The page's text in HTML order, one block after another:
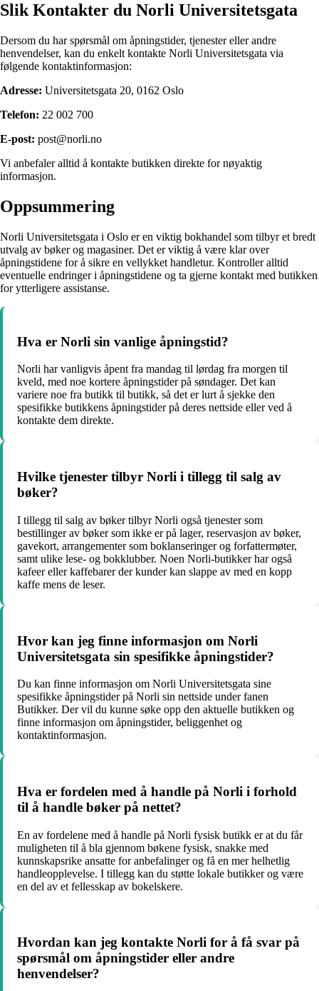
Slik Kontakter du Norli Universitetsgata
Dersom du har spørsmål om åpningstider, tjenester eller andre
henvendelser, kan du enkelt kontakte Norli Universitetsgata via
følgende kontaktinformasjon:
Adresse: Universitetsgata 20, 0162 Oslo
Telefon: 22 002 700
E-post: post@norli.no
Vi anbefaler alltid å kontakte butikken direkte for nøyaktig
informasjon.
Oppsummering
Norli Universitetsgata i Oslo er en viktig bokhandel som tilbyr et bredt
utvalg av bøker og magasiner. Det er viktig å være klar over
åpningstidene for å sikre en vellykket handletur. Kontroller alltid
eventuelle endringer i åpningstidene og ta gjerne kontakt med butikken
for ytterligere assistanse.
Hva er Norli sin vanlige åpningstid?
Norli har vanligvis åpent fra mandag til lørdag fra morgen til
kveld, med noe kortere åpningstider på søndager. Det kan
variere noe fra butikk til butikk, så det er lurt å sjekke den
spesifikke butikkens åpningstider på deres nettside eller ved å
kontakte dem direkte.
Hvilke tjenester tilbyr Norli i tillegg til salg av
bøker?
I tillegg til salg av bøker tilbyr Norli også tjenester som
bestillinger av bøker som ikke er på lager, reservasjon av bøker,
gavekort, arrangementer som boklanseringer og forfattermøter,
samt ulike lese- og bokklubber. Noen Norli-butikker har også
kafeer eller kaffebarer der kunder kan slappe av med en kopp
kaffe mens de leser.
Hvor kan jeg finne informasjon om Norli
Universitetsgata sin spesifikke åpningstider?
Du kan finne informasjon om Norli Universitetsgata sine
spesifikke åpningstider på Norli sin nettside under fanen
Butikker. Der vil du kunne søke opp den aktuelle butikken og
finne informasjon om åpningstider, beliggenhet og
kontaktinformasjon.
Hva er fordelen med å handle på Norli i forhold
til å handle bøker på nettet?
En av fordelene med å handle på Norli fysisk butikk er at du får
muligheten til å bla gjennom bøkene fysisk, snakke med
kunnskapsrike ansatte for anbefalinger og få en mer helhetlig
handleopplevelse. I tillegg kan du støtte lokale butikker og være
en del av et fellesskap av bokelskere.
Hvordan kan jeg kontakte Norli for å få svar på
spørsmål om åpningstider eller andre
henvendelser?